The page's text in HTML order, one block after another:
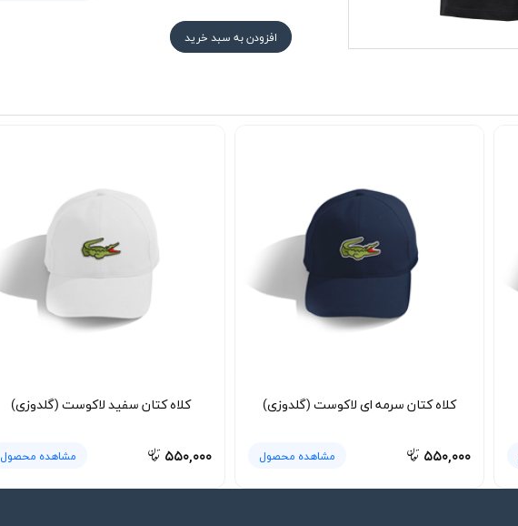
افزودن به سبد خرید
کلاه کتان سرمه ای لاکوست (گلدوزی)
۵۵۰,۰۰۰ مشاهده محصول
کلاه کتان سفید لاکوست (گلدوزی)
۵۵۰,۰۰۰ مشاهده محصول